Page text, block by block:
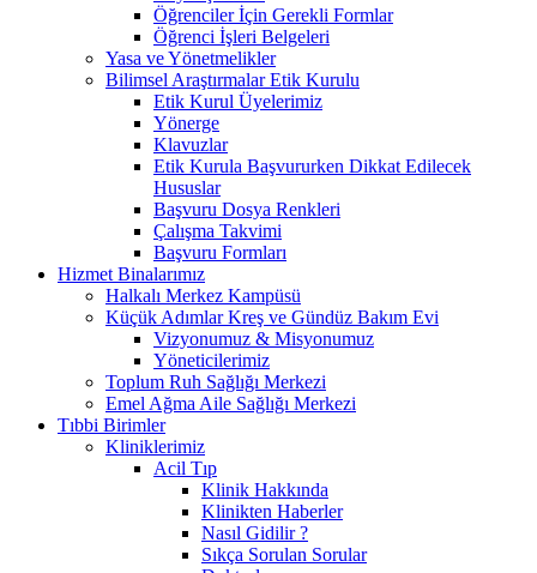
Öğrenciler İçin Gerekli Formlar
Öğrenci İşleri Belgeleri
Yasa ve Yönetmelikler
Bilimsel Araştırmalar Etik Kurulu
Etik Kurul Üyelerimiz
Yönerge
Klavuzlar
Etik Kurula Başvururken Dikkat Edilecek
Hususlar
Başvuru Dosya Renkleri
Çalışma Takvimi
Başvuru Formları
Hizmet Binalarımız
Halkalı Merkez Kampüsü
Küçük Adımlar Kreş ve Gündüz Bakım Evi
Vizyonumuz & Misyonumuz
Yöneticilerimiz
Toplum Ruh Sağlığı Merkezi
Emel Ağma Aile Sağlığı Merkezi
Tıbbi Birimler
Kliniklerimiz
Acil Tıp
Klinik Hakkında
Klinikten Haberler
Nasıl Gidilir ?
Sıkça Sorulan Sorular